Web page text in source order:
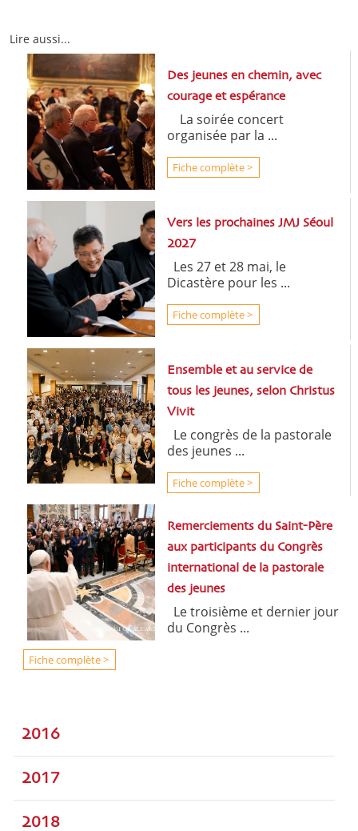
Lire aussi...
Des jeunes en chemin, avec
courage et espérance
La soirée concert
organisée par la ...
Fiche complète >
Vers les prochaines JMJ Séoul
2027
Les 27 et 28 mai, le
Dicastère pour les ...
Fiche complète >
Ensemble et au service de
tous les jeunes, selon Christus
Vivit
Le congrès de la pastorale
des jeunes ...
Fiche complète >
Remerciements du Saint-Père
aux participants du Congrès
international de la pastorale
des jeunes
Le troisième et dernier jour
du Congrès ...
Fiche complète >
2016
2017
2018